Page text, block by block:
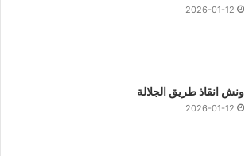
2026-01-12
ونش انقاذ طريق الجلالة
2026-01-12